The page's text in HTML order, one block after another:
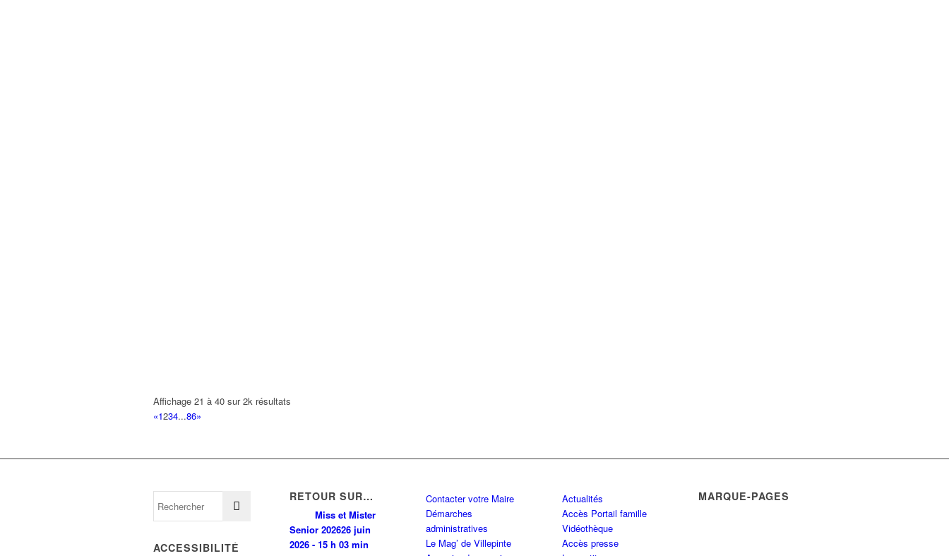
Affichage 21 à 40 sur 2k résultats
«1234...86»
ACCESSIBILITÉ
RETOUR SUR…
Miss et Mister
Senior 202626 juin
2026 - 15 h 03 min
Contacter votre Maire
Démarches
administratives
Le Mag’ de Villepinte
Actualités
Accès Portail famille
Vidéothèque
Accès presse
MARQUE-PAGES